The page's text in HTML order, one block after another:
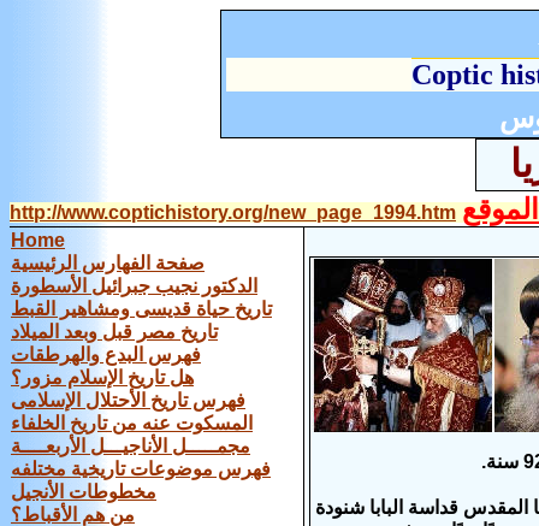
Coptic
http://www.coptichistory.org/new_page_1994.htm
Home
صفحة الفهارس الرئيسية
الدكتور نجيب جبرائيل الأسطورة
تاريخ حياة قديسى ومشاهير القبط
تاريخ مصر قبل وبعد الميلاد
فهرس البدع والهرطقات
هل تاريخ الإسلام مزور؟
فهرس تاريخ الأحتلال الإسلامى
المسكوت عنه من تاريخ الخلفاء
مجمـــــل الأناجيـــل الأربعــــة
فهرس موضوعات تاريخية مختلفه
مخطوطات الأنجيل
من هم الأقباط؟
المقدس قداسة البابا شنودة